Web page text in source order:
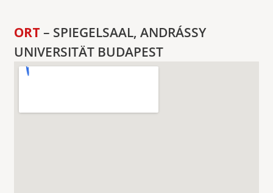
ORT – SPIEGELSAAL, ANDRÁSSY
UNIVERSITÄT BUDAPEST